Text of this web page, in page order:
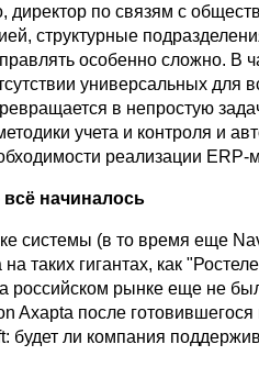
директор по связям с
структурные
особенно сложно. В
универсальных для
в непростую
учета и контроля и
реализации ERP-
всё начиналось
системы (в то время еще
таких гигантах, как
российском рынке еще не
Axapta после готовившегося
ли компания